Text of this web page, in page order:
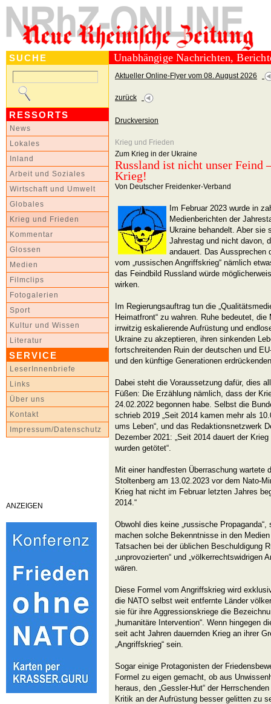
SUCHE
RESSORTS
News
Lokales
Inland
Arbeit und Soziales
Wirtschaft und Umwelt
Globales
Krieg und Frieden
Kommentar
Glossen
Medien
Filmclips
Fotogalerien
Sport
Kultur und Wissen
Literatur
SERVICE
LeserInnenbriefe
Links
Über uns
Kontakt
Impressum/Datenschutz
ANZEIGEN
Unabhängige Nachrichten,
Aktueller Online-Flyer vom 08. August 2026
zurück
Druckversion
Krieg und Frieden
Zum Krieg in der Ukraine
Russland ist nicht unser Feind
Krieg!
Von Deutscher Freidenker-Verband
Im Februar 2023 wurde in
Medienberichten der
Ukraine behandelt. Aber sie
Jahrestag und nicht davon,
andauert. Das Aussprechen
vom „russischen Angriffskrieg“ nämlich
das Feindbild Russland würde
wirken.
Im Regierungsauftrag tun die
Heimatfront“ zu wahren. Ruhe bedeutet,
irrwitzig eskalierende Aufrüstung und
Ukraine zu akzeptieren, ihren sinkenden
fortschreitenden Ruin der deutschen und
und den künftige Generationen
Dabei steht die Voraussetzung dafür, dies
Füßen: Die Erzählung nämlich, dass der
24.02.2022 begonnen habe. Selbst die
schrieb 2019 „Seit 2014 kamen mehr als
ums Leben“, und das Redaktionsnetzwerk
Dezember 2021: „Seit 2014 dauert der
wurden getötet“.
Mit einer handfesten Überraschung wartete
Stoltenberg am 13.02.2023 vor dem Nato-
Krieg hat nicht im Februar letzten Jahres
2014.“
Obwohl dies keine „russische Propaganda“,
machen solche Bekenntnisse in den
Tatsachen bei der üblichen Beschuldigung
„unprovozierten“ und „völkerrechtswidrigen
wären.
Diese Formel vom Angriffskrieg wird
die NATO selbst weit entfernte Länder
sie für ihre Aggressionskriege die
„humanitäre Intervention“. Wenn hingegen
seit acht Jahren dauernden Krieg an ihrer
„Angriffskrieg“ sein.
Sogar einige Protagonisten der
Formel zu eigen gemacht, ob aus
heraus, den „Gessler-Hut“ der
Kritik an der Aufrüstung besser gelitten zu